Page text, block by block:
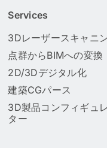
Services
3Dレーザースキャニ
点群からBIMへの変換
2D/3Dデジタル化
建築CGパース
3D製品コンフィギュ
ター